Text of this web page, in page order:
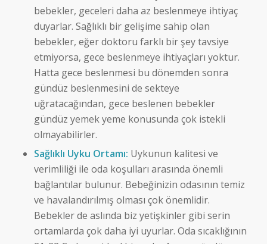
bebekler, geceleri daha az beslenmeye ihtiyaç
duyarlar. Sağlıklı bir gelişime sahip olan
bebekler, eğer doktoru farklı bir şey tavsiye
etmiyorsa, gece beslenmeye ihtiyaçları yoktur.
Hatta gece beslenmesi bu dönemden sonra
gündüz beslenmesini de sekteye
uğratacağından, gece beslenen bebekler
gündüz yemek yeme konusunda çok istekli
olmayabilirler.
Sağlıklı Uyku Ortamı: Uykunun kalitesi ve
verimliliği ile oda koşulları arasında önemli
bağlantılar bulunur. Bebeğinizin odasının temiz
ve havalandırılmış olması çok önemlidir.
Bebekler de aslında biz yetişkinler gibi serin
ortamlarda çok daha iyi uyurlar. Oda sıcaklığının